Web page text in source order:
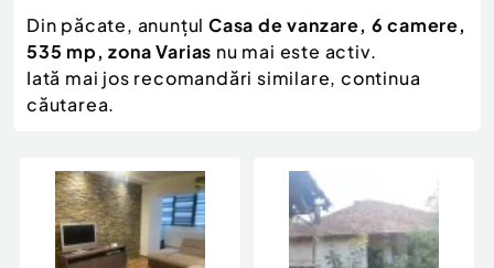
Mama si copilul
Moda si frumusete
Sport, timp liber, arta
Servicii
Animale de companie
Afaceri și echipamente profesionale
Scutere - ATV - UTV
Autoutilitare
Ambarcatiuni
Camioane - Rulote - Remorci
Utilaje agricole si industriale
Piese auto si accesorii
Dacia Duster
Din păcate, anunțul Casa de vanzare, 6 camere,
535 mp, zona Varias nu mai este activ.
Iată mai jos recomandări similare, continua
căutarea.